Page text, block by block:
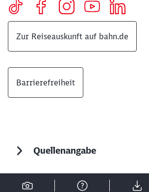
Zur Reiseauskunft auf bahn.de
Barrierefreiheit
Quellenangabe